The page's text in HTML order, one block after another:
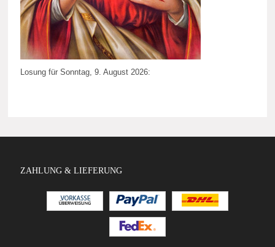
Losung für Sonntag, 9. August 2026:
ZAHLUNG & LIEFERUNG